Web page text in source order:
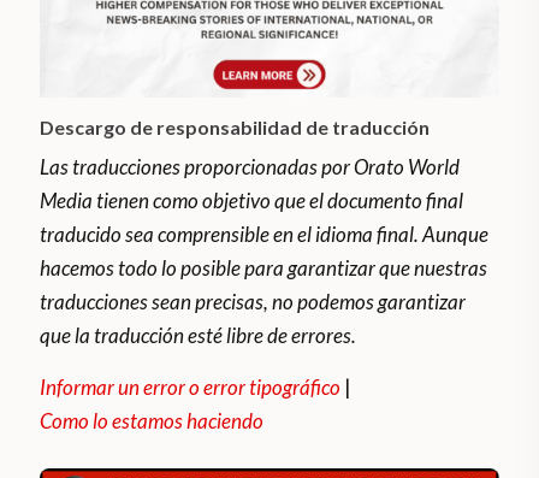
Descargo de responsabilidad de traducción
Las traducciones proporcionadas por Orato World
Media tienen como objetivo que el documento final
traducido sea comprensible en el idioma final. Aunque
hacemos todo lo posible para garantizar que nuestras
traducciones sean precisas, no podemos garantizar
que la traducción esté libre de errores.
Informar un error o error tipográfico |
Como lo estamos haciendo